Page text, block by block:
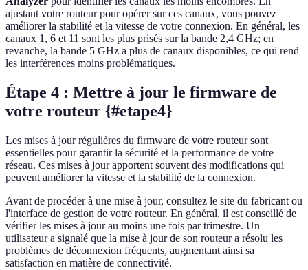
ajustant votre routeur pour opérer sur ces canaux, vous pouvez
améliorer la stabilité et la vitesse de votre connexion. En général, les
canaux 1, 6 et 11 sont les plus prisés sur la bande 2,4 GHz; en
revanche, la bande 5 GHz a plus de canaux disponibles, ce qui rend
les interférences moins problématiques.
Étape 4 : Mettre à jour le firmware de
votre routeur {#etape4}
Les mises à jour régulières du firmware de votre routeur sont
essentielles pour garantir la sécurité et la performance de votre
réseau. Ces mises à jour apportent souvent des modifications qui
peuvent améliorer la vitesse et la stabilité de la connexion.
Avant de procéder à une mise à jour, consultez le site du fabricant ou
l'interface de gestion de votre routeur. En général, il est conseillé de
vérifier les mises à jour au moins une fois par trimestre. Un
utilisateur a signalé que la mise à jour de son routeur a résolu les
problèmes de déconnexion fréquents, augmentant ainsi sa
satisfaction en matière de connectivité.